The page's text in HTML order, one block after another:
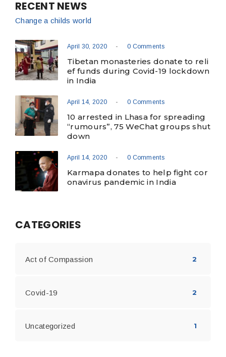
RECENT NEWS
Change a childs world
April 30, 2020 - 0 Comments
Tibetan monasteries donate to reli
ef funds during Covid-19 lockdown
in India
April 14, 2020 - 0 Comments
10 arrested in Lhasa for spreading
“rumours”, 75 WeChat groups shut
down
April 14, 2020 - 0 Comments
Karmapa donates to help fight cor
onavirus pandemic in India
CATEGORIES
Act of Compassion 2
Covid-19 2
Uncategorized 1